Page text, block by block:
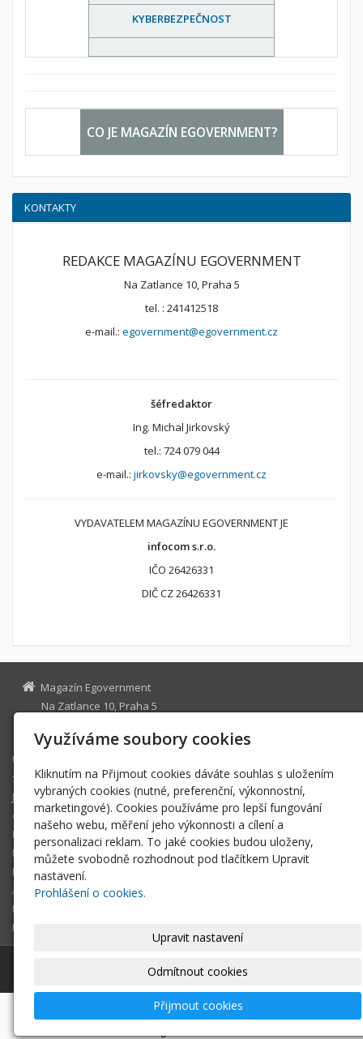
KYBERBEZPEČNOST
CO JE MAGAZÍN EGOVERNMENT?
KONTAKTY
REDAKCE MAGAZÍNU EGOVERNMENT
Na Zatlance 10, Praha 5
tel. : 241412518
e-mail.: egovernment@egovernment.cz
šéfredaktor
Ing. Michal Jirkovský
tel.: 724 079 044
e-mail.: jirkovsky@egovernment.cz
VYDAVATELEM MAGAZÍNU EGOVERNMENT JE
infocom s.r.o.
IČO 26426331
DIČ CZ 26426331
Magazín Egovernment
Na Zatlance 10, Praha 5
egovernment@egovernment.cz
Úvodní stránka
STUDIO
JIHLAVA
eOSOBNOST
ROK INFORMATIKY
MIKULOV
EGOVERNMENT THE BEST
ARCHIV MAGAZÍNU
DOTAZ
REGISTRACE ČTENÁŘE
Magazín Egovernment|Mapa webu
s AI,
Využíváme soubory cookies
Kliknutím na Přijmout cookies dáváte souhlas s uložením
vybraných cookies (nutné, preferenční, výkonnostní,
marketingové). Cookies používáme pro lepší fungování
našeho webu, měření jeho výkonnosti a cílení a
personalizaci reklam. To jaké cookies budou uloženy,
můžete svobodně rozhodnout pod tlačítkem Upravit
nastavení.
Prohlášení o cookies.
Upravit nastavení
Odmítnout cookies
Přijmout cookies